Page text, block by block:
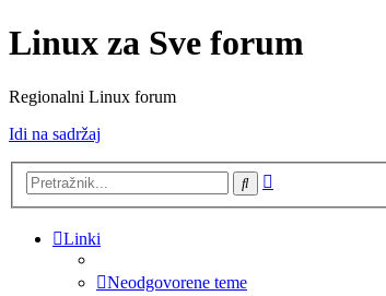
Linux za Sve forum
Regionalni Linux forum
Idi na sadržaj
Pretražnik
Linki
Neodgovorene teme